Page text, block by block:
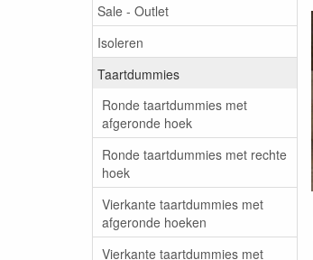
Sale - Outlet
Isoleren
Taartdummies
Ronde taartdummies met
afgeronde hoek
Ronde taartdummies met rechte
hoek
Vierkante taartdummies met
afgeronde hoeken
Vierkante taartdummies met